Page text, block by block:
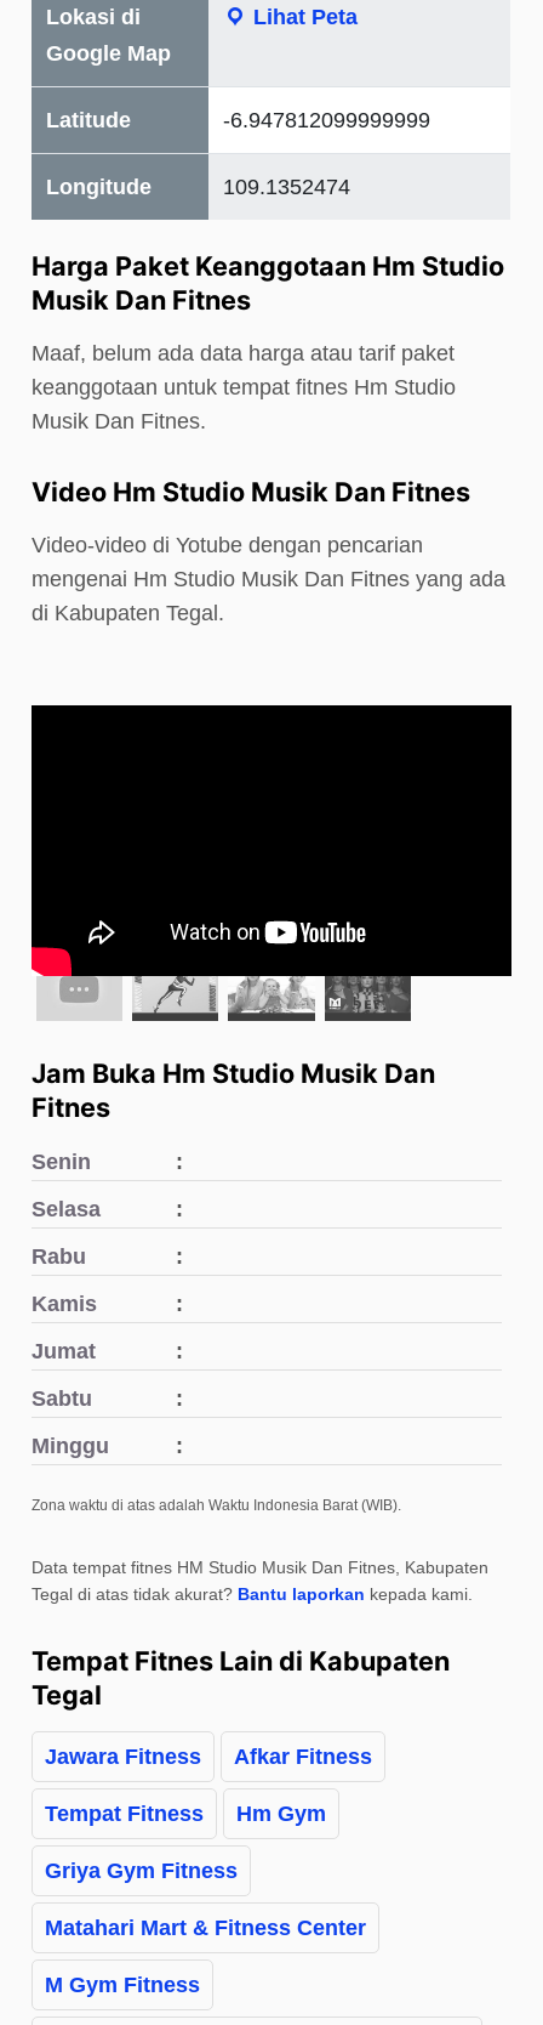
Lokasi di
Google Map
Lihat Peta
Latitude -6.947812099999999
Longitude 109.1352474
Harga Paket Keanggotaan Hm Studio
Musik Dan Fitnes
Maaf, belum ada data harga atau tarif paket
keanggotaan untuk tempat fitnes Hm Studio
Musik Dan Fitnes.
Video Hm Studio Musik Dan Fitnes
Video-video di Yotube dengan pencarian
mengenai Hm Studio Musik Dan Fitnes yang ada
di Kabupaten Tegal.
Jam Buka Hm Studio Musik Dan
Fitnes
Senin
Selasa
Rabu
Kamis
Jumat
Sabtu
Minggu
Zona waktu di atas adalah Waktu Indonesia Barat (WIB).
Data tempat fitnes HM Studio Musik Dan Fitnes, Kabupaten
Tegal di atas tidak akurat? Bantu laporkan kepada kami.
Tempat Fitnes Lain di Kabupaten
Tegal
Jawara Fitness Afkar Fitness
Tempat Fitness Hm Gym
Griya Gym Fitness
Matahari Mart & Fitness Center
M Gym Fitness